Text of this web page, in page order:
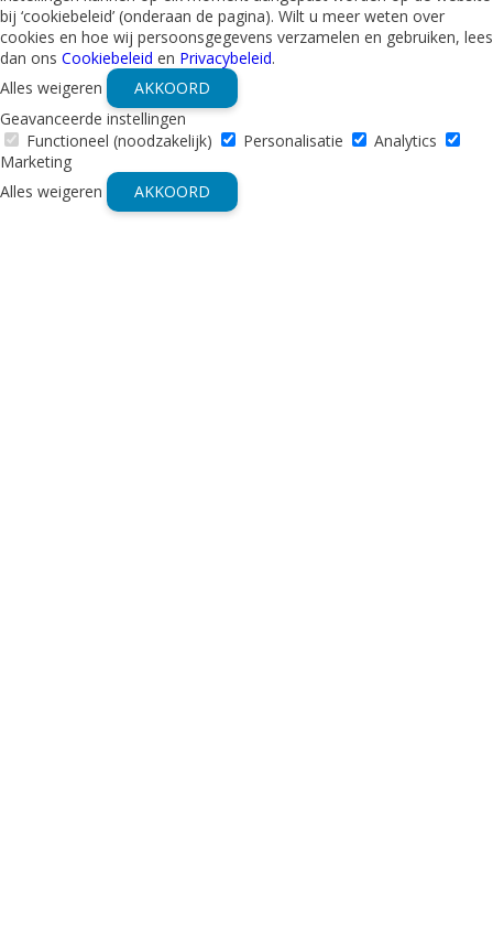
bij ‘cookiebeleid’ (onderaan de pagina). Wilt u meer weten over
cookies en hoe wij persoonsgegevens verzamelen en gebruiken, lees
dan ons Cookiebeleid en Privacybeleid.
Alles weigeren
AKKOORD
Geavanceerde instellingen
Functioneel (noodzakelijk)
Personalisatie
Analytics
Marketing
Alles weigeren
AKKOORD